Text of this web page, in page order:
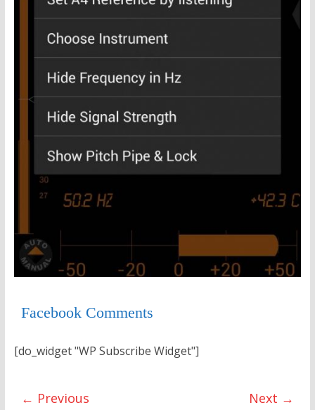
Facebook Comments
[do_widget "WP Subscribe Widget"]
← Previous Next →